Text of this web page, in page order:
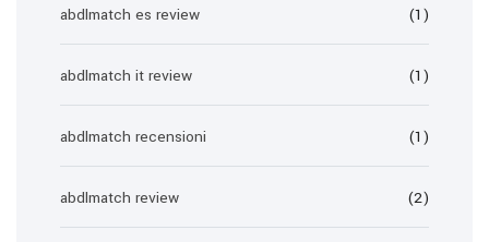
abdlmatch es review (1)
abdlmatch it review (1)
abdlmatch recensioni (1)
abdlmatch review (2)